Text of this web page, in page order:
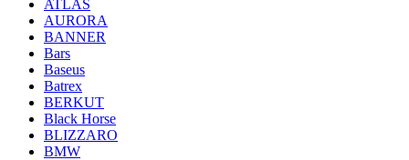
ATLAS
AURORA
BANNER
Bars
Baseus
Batrex
BERKUT
Black Horse
BLIZZARO
BMW